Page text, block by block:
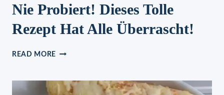
Nie Probiert! Dieses Tolle
Rezept Hat Alle Überrascht!
READ MORE SO
HAST
DU